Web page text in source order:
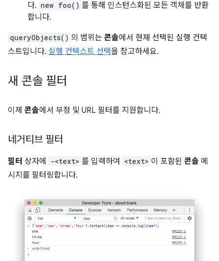
다. new foo() 를 통해 인스턴스화된 모든 객체를 반환
합니다.
queryObjects() 의 범위는 콘솔에서 현재 선택된 실행 컨텍
스트입니다. 실행 컨텍스트 선택을 참고하세요.
새 콘솔 필터
이제 콘솔에서 부정 및 URL 필터를 지원합니다.
네거티브 필터
필터 상자에 -<text> 를 입력하여 <text> 이 포함된 콘솔 메
시지를 필터링합니다.